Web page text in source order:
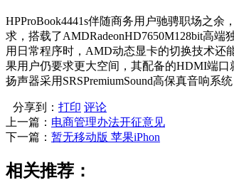
HPProBook4441s伴随商务用户驰骋职场之
求，搭载了AMDRadeonHD7650M128bit高
用日常程序时，AMD动态显卡的切换技术还
果用户仍要求更大空间，其配备的HDMI端口
扬声器采用SRSPremiumSound高保真音响
打印 评论
分享到：
上一篇： 电商管理办法开征意见
下一篇： 暂无移动版 苹果iPhon
相关推荐：